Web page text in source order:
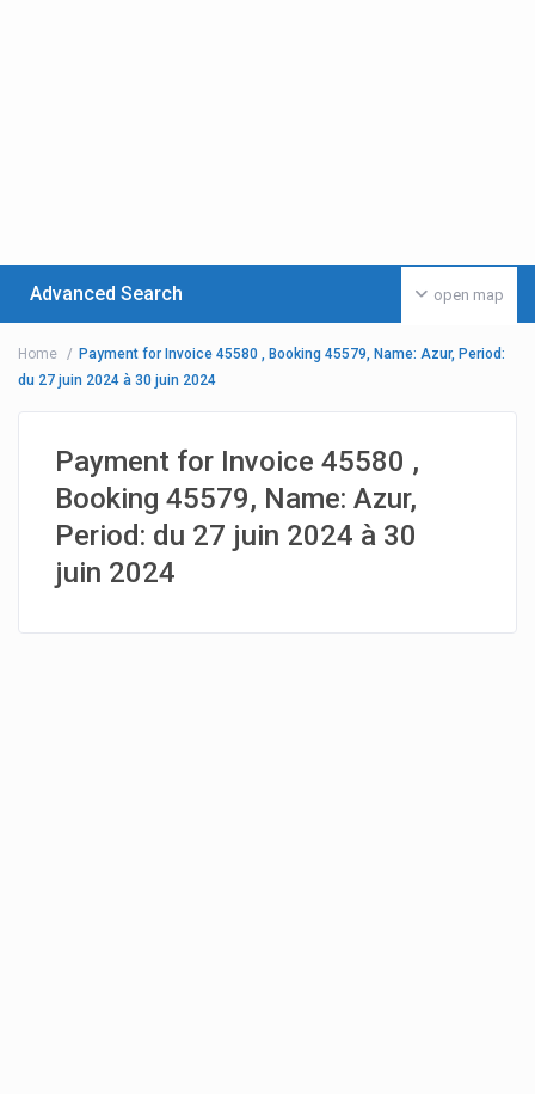
open map
Advanced Search
Home
Payment for Invoice 45580 , Booking 45579, Name: Azur, Period:
du 27 juin 2024 à 30 juin 2024
Payment for Invoice 45580 ,
Booking 45579, Name: Azur,
Period: du 27 juin 2024 à 30
juin 2024